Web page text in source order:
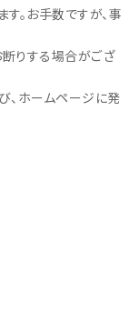
ル)
。お手数ですが、事
りする場合がござ
、ホームページに発